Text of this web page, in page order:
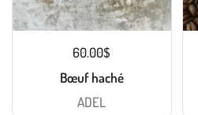
60.00$
Bœuf haché
ADEL